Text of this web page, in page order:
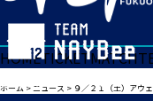
HOMETICKETMATCH
ホーム >ニュース > ９／２１（土）アウ